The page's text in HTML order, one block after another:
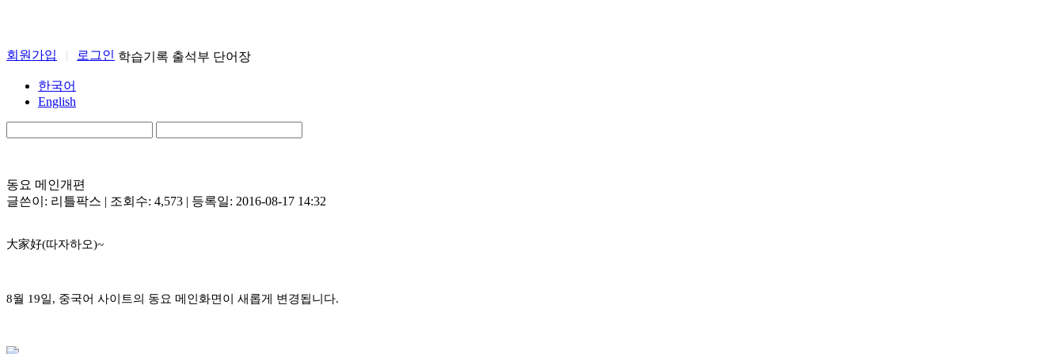
회원가입 | 로그인 학습기록 출석부 단어장
한국어
English
동요 메인개편
글쓴이: 리틀팍스 | 조회수: 4,573 | 등록일: 2016-08-17 14:32
大家好(따자하오)~
8월 19일, 중국어 사이트의 동요 메인화면이 새롭게 변경됩니다.